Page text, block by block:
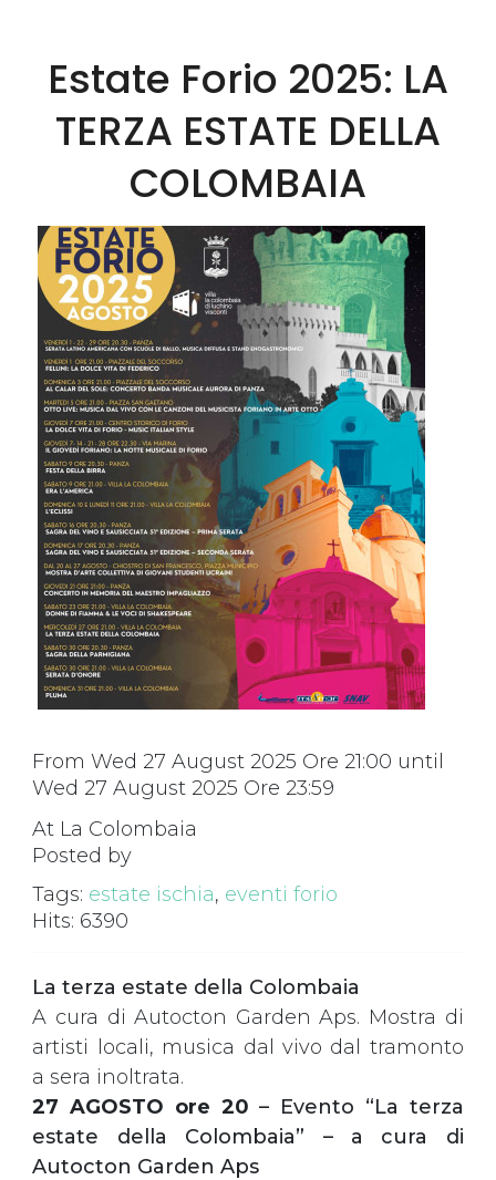
Estate Forio 2025: LA
TERZA ESTATE DELLA
COLOMBAIA
From Wed 27 August 2025 Ore 21:00 until
Wed 27 August 2025 Ore 23:59
At La Colombaia
Posted by
Tags: estate ischia, eventi forio
Hits: 6390
La terza estate della Colombaia
A cura di Autocton Garden Aps. Mostra di
artisti locali, musica dal vivo dal tramonto
a sera inoltrata.
27 AGOSTO ore 20 – Evento “La terza
estate della Colombaia” – a cura di
Autocton Garden Aps